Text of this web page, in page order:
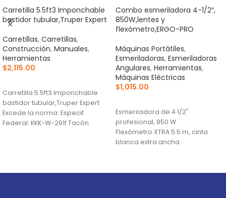
Carretilla 5.5ft3 Imponchable
bastidor tubular,Truper Expert
Carretillas, Carretillas,
Construcción, Manuales,
Herramientas
$2,115.00
Carretilla 5.5ft3 Imponchable
bastidor tubular,Truper Expert
Excede la norma: Especif.
Federal: KKK-W-291f Tacón
Combo esmeriladora 4-1/2″,
850W,lentes y
flexómetro,ERGO-PRO
Máquinas Portátiles,
Esmeriladoras, Esmeriladoras
Angulares, Herramientas,
Máquinas Eléctricas
$1,015.00
Esmeriladora de 4 1/2"
profesional, 850 W
Flexómetro XTRA 5.5 m, cinta
blanca extra ancha